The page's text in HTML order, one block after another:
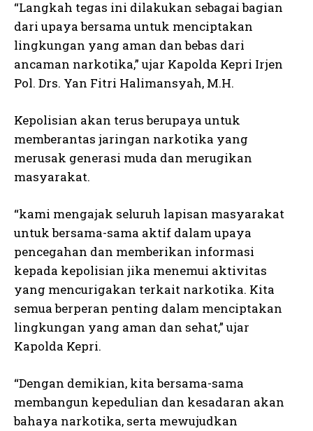
“Langkah tegas ini dilakukan sebagai bagian
dari upaya bersama untuk menciptakan
lingkungan yang aman dan bebas dari
ancaman narkotika,” ujar Kapolda Kepri Irjen
Pol. Drs. Yan Fitri Halimansyah, M.H.
Kepolisian akan terus berupaya untuk
memberantas jaringan narkotika yang
merusak generasi muda dan merugikan
masyarakat.
“kami mengajak seluruh lapisan masyarakat
untuk bersama-sama aktif dalam upaya
pencegahan dan memberikan informasi
kepada kepolisian jika menemui aktivitas
yang mencurigakan terkait narkotika. Kita
semua berperan penting dalam menciptakan
lingkungan yang aman dan sehat,” ujar
Kapolda Kepri.
“Dengan demikian, kita bersama-sama
membangun kepedulian dan kesadaran akan
bahaya narkotika, serta mewujudkan